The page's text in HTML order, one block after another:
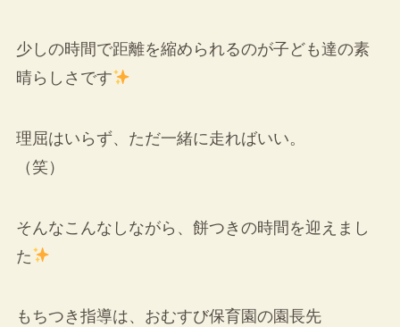
少しの時間で距離を縮められるのが子ども達の素
晴らしさです
理屈はいらず、ただ一緒に走ればいい。
（笑）
そんなこんなしながら、餅つきの時間を迎えまし
た
もちつき指導は、おむすび保育園の園長先